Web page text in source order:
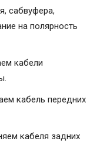
сабвуфера,
на полярность
кабели
кабель передних
кабеля задних